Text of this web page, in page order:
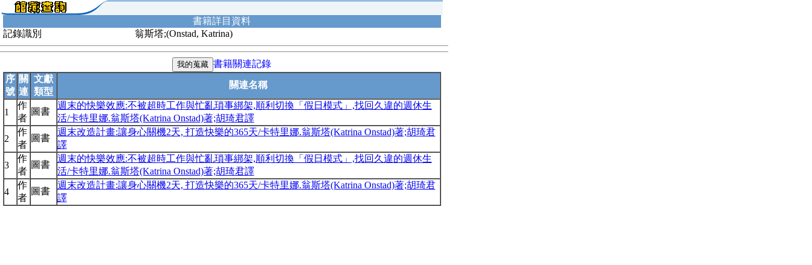
書籍詳目資料
記錄識別
翁斯塔;(Onstad, Katrina)
書籍關連記錄
序
號
關
連
文獻
類型
關連名稱
1
作
者
圖書
週末的快樂效應:不被超時工作與忙亂瑣事綁架,順利切換「假日模式」,找回久違的週休生
活/卡特里娜.翁斯塔(Katrina Onstad)著;胡琦君譯
2
作
者
圖書
週末改造計畫:讓身心關機2天, 打造快樂的365天/卡特里娜.翁斯塔(Katrina Onstad)著;胡琦君
譯
3
作
者
圖書
週末的快樂效應:不被超時工作與忙亂瑣事綁架,順利切換「假日模式」,找回久違的週休生
活/卡特里娜.翁斯塔(Katrina Onstad)著;胡琦君譯
4
作
者
圖書
週末改造計畫:讓身心關機2天, 打造快樂的365天/卡特里娜.翁斯塔(Katrina Onstad)著;胡琦君
譯